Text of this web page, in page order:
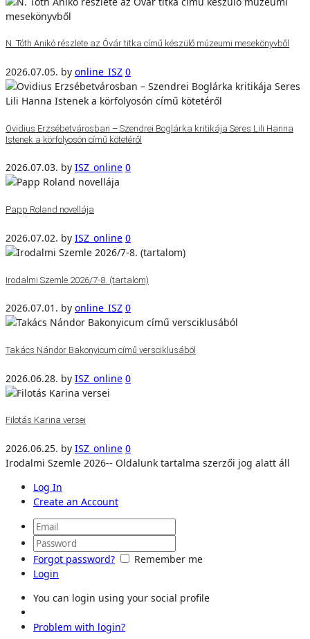
N. Tóth Anikó részlete az Óvár titka című készülő múzeumi mesekönyvből
2026.07.05. by online_ISZ 0
Ovidius Erzsébetvárosban – Szendrei Boglárka kritikája Seres Lili Hanna
Istenek a körfolyosón című kötetéről
2026.07.03. by ISZ_online 0
Papp Roland novellája
2026.07.02. by ISZ_online 0
Irodalmi Szemle 2026/7-8. (tartalom)
2026.07.01. by online_ISZ 0
Takács Nándor Bakonyicum című versciklusából
2026.06.28. by ISZ_online 0
Filotás Karina versei
2026.06.25. by ISZ_online 0
Irodalmi Szemle 2026-- Oldalunk tartalma szerzői jog alatt áll
Log In
Create an Account
Forgot password?
Remember me
Login
You can login using your social profile
Problem with login?